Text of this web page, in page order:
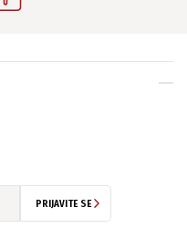
PRIJAVITE SE